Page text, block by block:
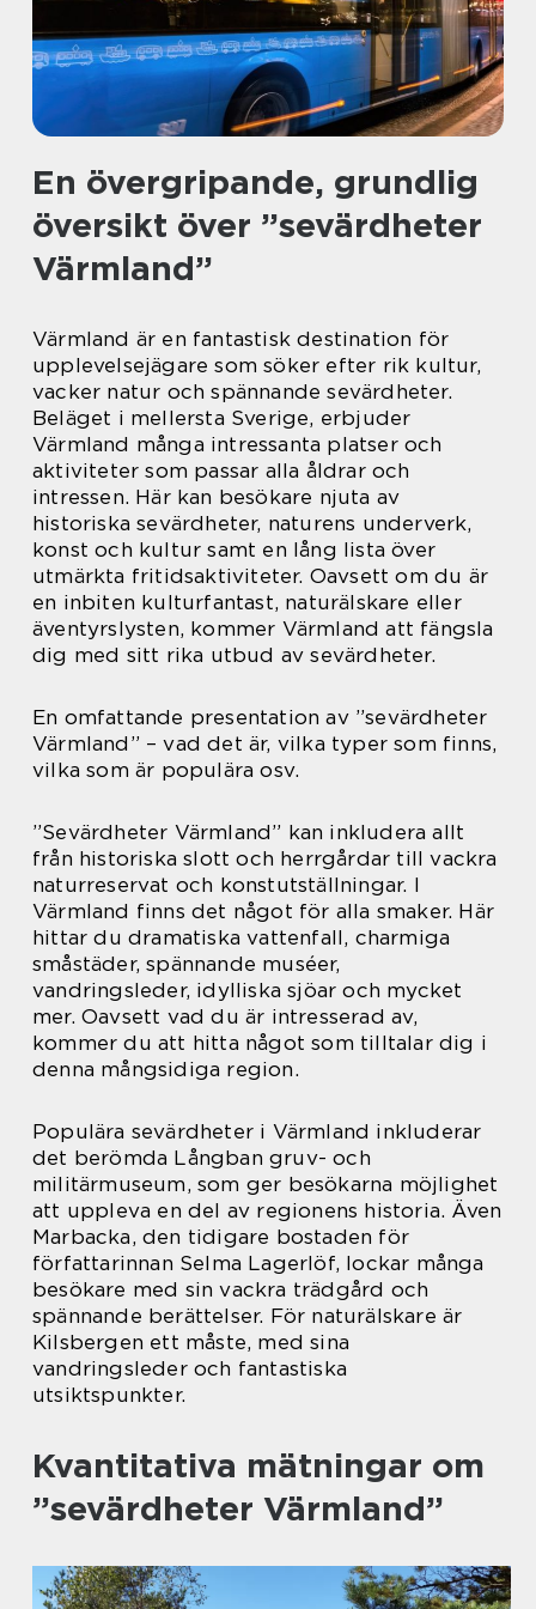
En övergripande, grundlig
översikt över ”sevärdheter
Värmland”
Värmland är en fantastisk destination för
upplevelsejägare som söker efter rik kultur,
vacker natur och spännande sevärdheter.
Beläget i mellersta Sverige, erbjuder
Värmland många intressanta platser och
aktiviteter som passar alla åldrar och
intressen. Här kan besökare njuta av
historiska sevärdheter, naturens underverk,
konst och kultur samt en lång lista över
utmärkta fritidsaktiviteter. Oavsett om du är
en inbiten kulturfantast, naturälskare eller
äventyrslysten, kommer Värmland att fängsla
dig med sitt rika utbud av sevärdheter.
En omfattande presentation av ”sevärdheter
Värmland” – vad det är, vilka typer som finns,
vilka som är populära osv.
”Sevärdheter Värmland” kan inkludera allt
från historiska slott och herrgårdar till vackra
naturreservat och konstutställningar. I
Värmland finns det något för alla smaker. Här
hittar du dramatiska vattenfall, charmiga
småstäder, spännande muséer,
vandringsleder, idylliska sjöar och mycket
mer. Oavsett vad du är intresserad av,
kommer du att hitta något som tilltalar dig i
denna mångsidiga region.
Populära sevärdheter i Värmland inkluderar
det berömda Långban gruv- och
militärmuseum, som ger besökarna möjlighet
att uppleva en del av regionens historia. Även
Marbacka, den tidigare bostaden för
författarinnan Selma Lagerlöf, lockar många
besökare med sin vackra trädgård och
spännande berättelser. För naturälskare är
Kilsbergen ett måste, med sina
vandringsleder och fantastiska
utsiktspunkter.
Kvantitativa mätningar om
”sevärdheter Värmland”